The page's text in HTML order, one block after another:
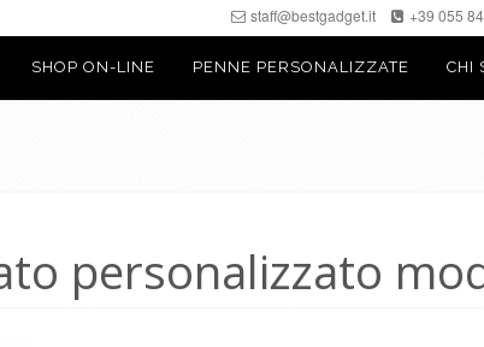
faces/pages/TrasparenzaAiuto.jspx
staff@bestgadget.it +39 055
SHOP ON-LINE PENNE PERSONALIZZATE CHI
personalizzato